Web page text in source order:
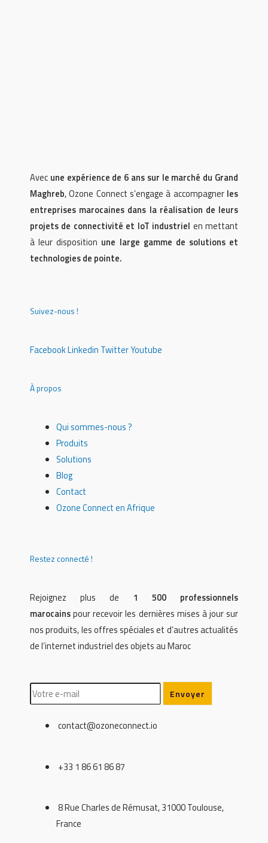
Avec une expérience de 6 ans sur le marché du Grand
Maghreb, Ozone Connect s’engage à accompagner les
entreprises marocaines dans la réalisation de leurs
projets de connectivité et IoT industriel en mettant
à leur disposition une large gamme de solutions et
technologies de pointe.
Suivez-nous !
FacebookLinkedin TwitterYoutube
À propos
Qui sommes-nous ?
Produits
Solutions
Blog
Contact
Ozone Connect en Afrique
Restez connecté !
Rejoignez plus de 1 500 professionnels
marocainspour recevoir les dernières mises à jour sur
nos produits, les offres spéciales et d’autres actualités
de l’internet industriel des objets au Maroc
contact@ozoneconnect.io
+33 1 86 61 86 87
8 Rue Charles de Rémusat, 31000 Toulouse,
France